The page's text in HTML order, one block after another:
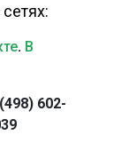
. В
602-